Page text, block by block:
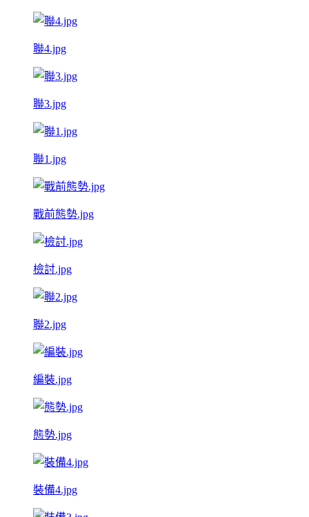
聯4.jpg
聯3.jpg
聯1.jpg
戰前態勢.jpg
檢討.jpg
聯2.jpg
編裝.jpg
態勢.jpg
裝備4.jpg